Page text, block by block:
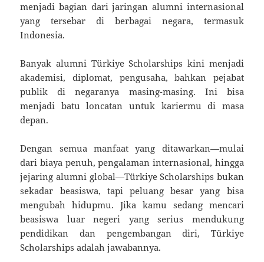
menjadi bagian dari jaringan alumni internasional
yang tersebar di berbagai negara, termasuk
Indonesia.
Banyak alumni Türkiye Scholarships kini menjadi
akademisi, diplomat, pengusaha, bahkan pejabat
publik di negaranya masing-masing. Ini bisa
menjadi batu loncatan untuk kariermu di masa
depan.
Dengan semua manfaat yang ditawarkan—mulai
dari biaya penuh, pengalaman internasional, hingga
jejaring alumni global—Türkiye Scholarships bukan
sekadar beasiswa, tapi peluang besar yang bisa
mengubah hidupmu. Jika kamu sedang mencari
beasiswa luar negeri yang serius mendukung
pendidikan dan pengembangan diri, Türkiye
Scholarships adalah jawabannya.